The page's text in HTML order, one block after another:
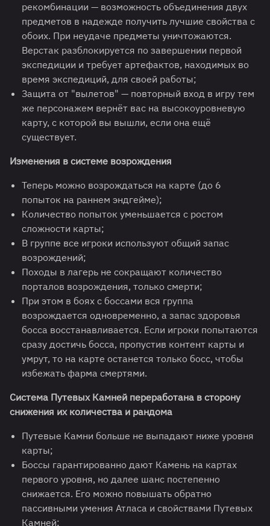
рекомбинации — возможность объединения двух
предметов в надежде получить лучшие свойства с
обоих. При неудаче предметы уничтожаются.
Верстак разблокируется по завершении первой
экспедиции и требует артефактов, находимых во
время экспедиций, для своей работы;
Защита от "вылетов" — повторный вход в игру тем
же персонажем вернёт вас на высокоуровневую
карту, с которой вы вышли, если она ещё
существует.
Изменения в системе возрождения
Теперь можно возрождаться на карте (до 6
попыток на раннем эндгейме);
Количество попыток уменьшается с ростом
сложности карты;
В группе все игроки используют общий запас
возрождений;
Походы в лагерь не сокращают количество
порталов возрождения, только смерти;
При этом в боях с боссами вся группа
возрождается одновременно, а запас здоровья
босса восстанавливается. Если игроки попытаются
сразу достичь босса, пропустив контент карты и
умрут, то на карте останется только босс, чтобы
избежать фарма смертями.
Система Путевых Камней переработана в сторону
снижения их количества и рандома
Путевые Камни больше не выпадают ниже уровня
карты;
Боссы гарантированно дают Камень на картах
первого уровня, но далее шанс постепенно
снижается. Его можно повышать обратно
пассивными умения Атласа и свойствами Путевых
Камней;